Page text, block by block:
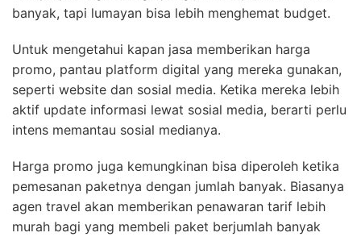
banyak, tapi lumayan bisa lebih menghemat budget.
Untuk mengetahui kapan jasa memberikan harga
promo, pantau platform digital yang mereka gunakan,
seperti website dan sosial media. Ketika mereka lebih
aktif update informasi lewat sosial media, berarti perlu
intens memantau sosial medianya.
Harga promo juga kemungkinan bisa diperoleh ketika
pemesanan paketnya dengan jumlah banyak. Biasanya
agen travel akan memberikan penawaran tarif lebih
murah bagi yang membeli paket berjumlah banyak